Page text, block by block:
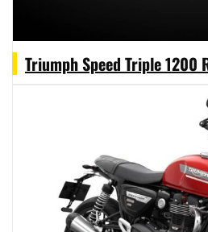
Triumph Speed Triple 1200